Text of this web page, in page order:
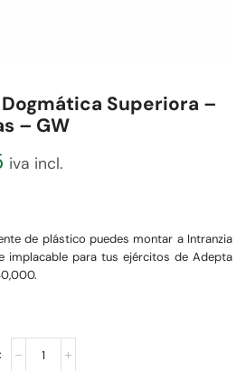
Superiora –
– GW
iva incl.
de plástico puedes montar a Intranzia
implacable para tus ejércitos de Adepta